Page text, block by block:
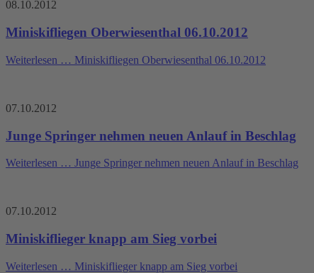
08.10.2012
Miniskifliegen Oberwiesenthal 06.10.2012
Weiterlesen … Miniskifliegen Oberwiesenthal 06.10.2012
07.10.2012
Junge Springer nehmen neuen Anlauf in Beschlag
Weiterlesen … Junge Springer nehmen neuen Anlauf in Beschlag
07.10.2012
Miniskiflieger knapp am Sieg vorbei
Weiterlesen … Miniskiflieger knapp am Sieg vorbei